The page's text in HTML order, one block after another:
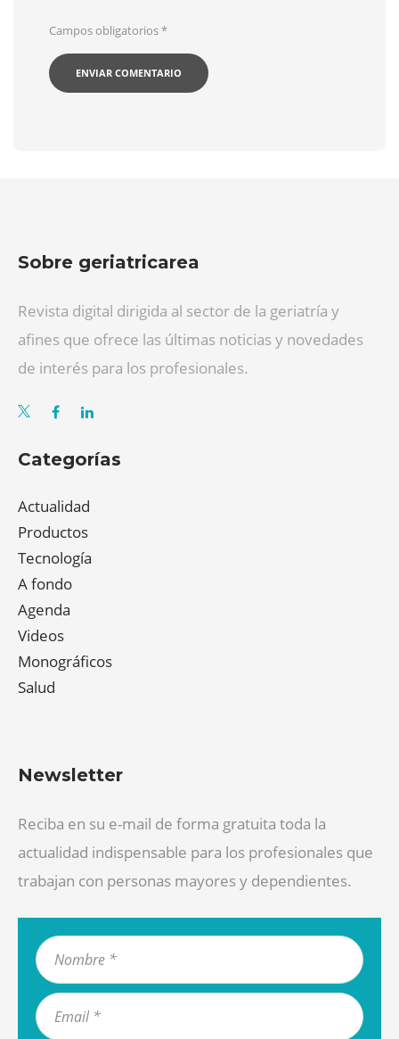
Campos obligatorios*
Sobre geriatricarea
Revista digital dirigida al sector de la geriatría y
afines que ofrece las últimas noticias y novedades
de interés para los profesionales.
Categorías
Actualidad
Productos
Tecnología
A fondo
Agenda
Videos
Monográficos
Salud
Newsletter
Reciba en su e-mail de forma gratuita toda la
actualidad indispensable para los profesionales que
trabajan con personas mayores y dependientes.